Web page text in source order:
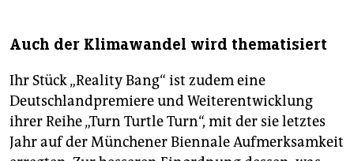
Auch der Klimawandel wird thematisiert
Ihr Stück „Reality Bang“ ist zudem eine
Deutschlandpremiere und Weiterentwicklung
ihrer Reihe „Turn Turtle Turn“, mit der sie letztes
Jahr auf der Münchener Biennale Aufmerksamkeit